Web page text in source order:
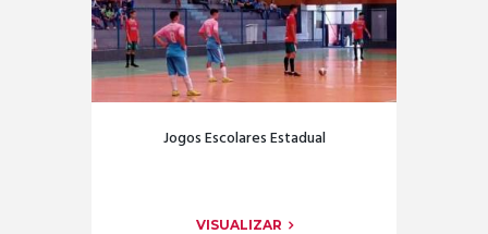
Jogos Escolares Estadual
VISUALIZAR